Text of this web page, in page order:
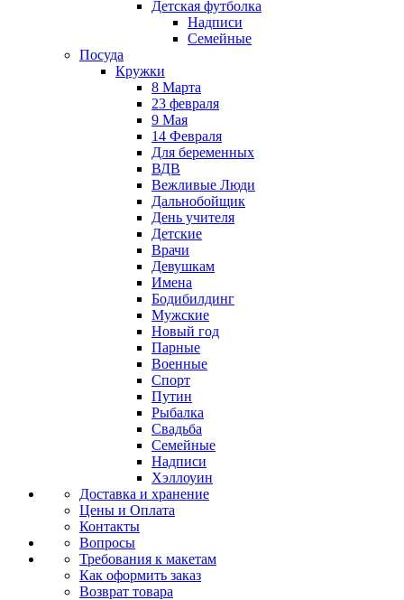
Детская футболка
Надписи
Семейные
Посуда
Кружки
8 Марта
23 февраля
9 Мая
14 Февраля
Для беременных
ВДВ
Вежливые Люди
Дальнобойщик
День учителя
Детские
Врачи
Девушкам
Имена
Бодибилдинг
Мужские
Новый год
Парные
Военные
Спорт
Путин
Рыбалка
Свадьба
Семейные
Надписи
Хэллоуин
Доставка и хранение
Цены и Оплата
Контакты
Вопросы
Требования к макетам
Как оформить заказ
Возврат товара